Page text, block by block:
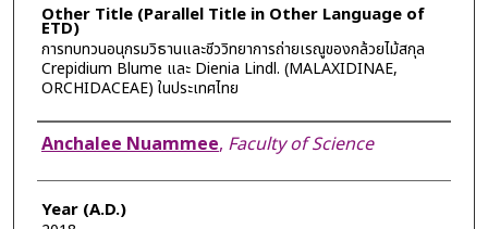
Other Title (Parallel Title in Other Language of
ETD)
การทบทวนอนุกรมวิธานและชีววิทยาการถ่ายเรณูของกล้วยไม้สกุล
Crepidium Blume และ Dienia Lindl. (MALAXIDINAE,
ORCHIDACEAE) ในประเทศไทย
Author
Anchalee Nuammee, Faculty of Science
Year (A.D.)